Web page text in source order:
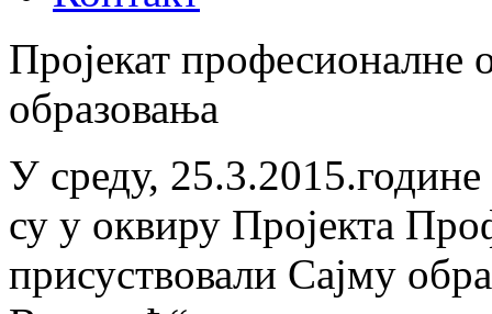
Пројекат професионалне
образовања
У среду,
су у оквиру Пројекта
присуствовали Сајму